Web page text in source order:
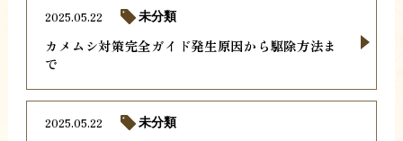
カメムシ対策完全ガイド発生原因から駆除方法ま
で
2025.05.22 未分類
2025.05.22 未分類